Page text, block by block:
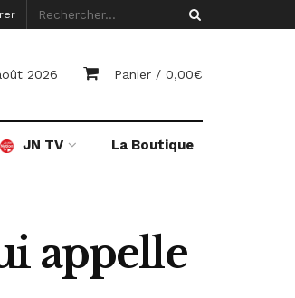
2026 Panier / 0,00€
JN TV La Boutique
appelle